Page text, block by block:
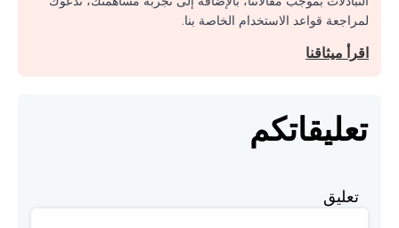
لمراجعة قواعد الاستخدام الخاصة بنا.
اقرأ ميثاقنا
تعليقاتكم
تعليق